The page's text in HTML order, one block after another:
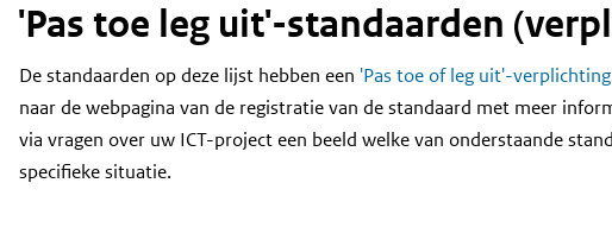
'Pas toe leg uit'-standaarden
Content
De standaarden op deze lijst hebben een 'Pas toe of leg uit'-verplichting
naar de webpagina van de registratie van de standaard met meer
via vragen over uw ICT-project een beeld welke van onderstaande
specifieke situatie.